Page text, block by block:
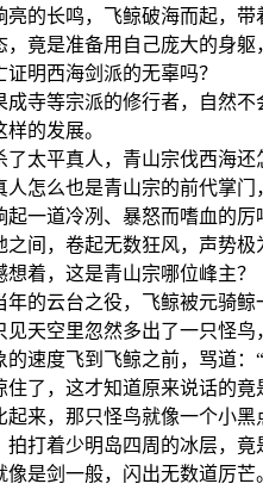
的长鸣，飞鲸破海而起，带
竟是准备用自己庞大的身躯
明西海剑派的无辜吗？
成寺等宗派的修行者，自然
的发展。
太平真人，青山宗伐西海还
人怎么也是青山宗的前代掌
起一道冷冽、暴怒而嗜血的厉
间，卷起无数狂风，声势极
着，这是青山宗哪位峰主？
的云台之役，飞鲸被元骑鲸
天空里忽然多出了一只怪鸟
的速度飞到飞鲸之前，骂道：
了，这才知道原来说话的竟
来，那只怪鸟就像一个小黑
打着少明岛四周的冰层，竟
是剑一般，闪出无数道厉芒